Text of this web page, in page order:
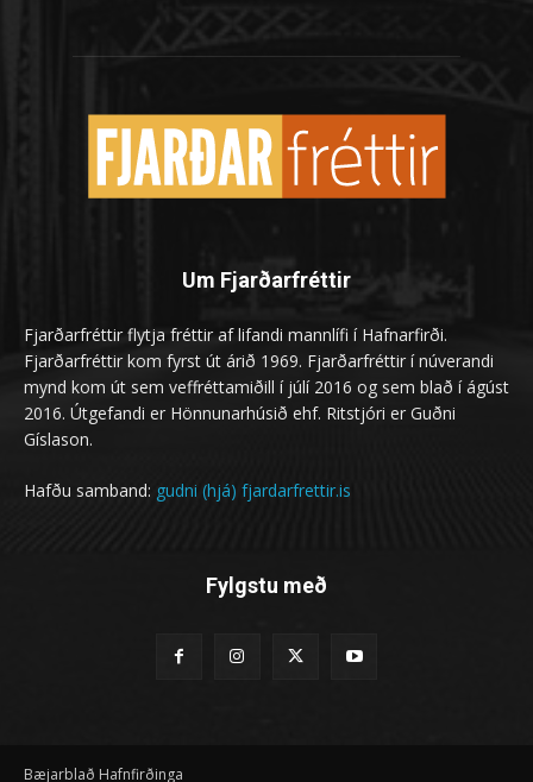
Um Fjarðarfréttir
Fjarðarfréttir flytja fréttir af lifandi mannlífi í Hafnarfirði.
Fjarðarfréttir kom fyrst út árið 1969. Fjarðarfréttir í núverandi
mynd kom út sem veffréttamiðill í júlí 2016 og sem blað í ágúst
2016. Útgefandi er Hönnunarhúsið ehf. Ritstjóri er Guðni
Gíslason.
Hafðu samband: gudni (hjá) fjardarfrettir.is
Fylgstu með
Bæjarblað Hafnfirðinga